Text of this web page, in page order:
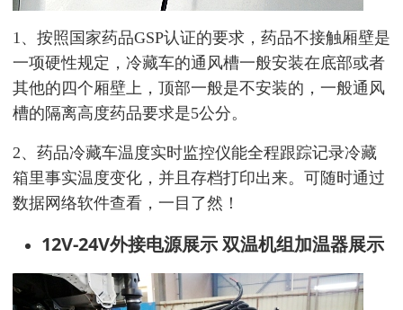
1、 按照国家药品GSP认证的要求，药品不接触厢壁是
一项硬性规定， 冷藏车的通风槽一般安装在底部或者
其他的四个厢壁上，顶部一般是不安装的， 一般通风
槽的隔离高度药品要求是5公分。
2、药品冷藏车温度实时监控仪能全程跟踪记录冷藏
箱里事实温度变化， 并且存档打印出来。可随时通过
数据网络软件查看，一目了然！
12V-24V外接电源展示 双温机组加温器展示